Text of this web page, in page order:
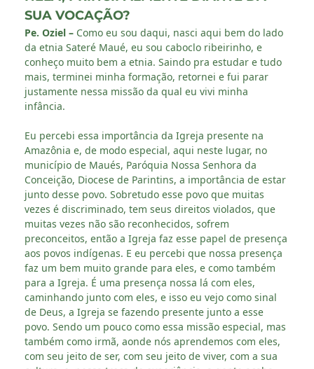
SUA VOCAÇÃO?
Pe. Oziel – Como eu sou daqui, nasci aqui bem do lado
da etnia Sateré Maué, eu sou caboclo ribeirinho, e
conheço muito bem a etnia. Saindo pra estudar e tudo
mais, terminei minha formação, retornei e fui parar
justamente nessa missão da qual eu vivi minha
infância.
Eu percebi essa importância da Igreja presente na
Amazônia e, de modo especial, aqui neste lugar, no
município de Maués, Paróquia Nossa Senhora da
Conceição, Diocese de Parintins, a importância de estar
junto desse povo. Sobretudo esse povo que muitas
vezes é discriminado, tem seus direitos violados, que
muitas vezes não são reconhecidos, sofrem
preconceitos, então a Igreja faz esse papel de presença
aos povos indígenas. E eu percebi que nossa presença
faz um bem muito grande para eles, e como também
para a Igreja. É uma presença nossa lá com eles,
caminhando junto com eles, e isso eu vejo como sinal
de Deus, a Igreja se fazendo presente junto a esse
povo. Sendo um pouco como essa missão especial, mas
também como irmã, aonde nós aprendemos com eles,
com seu jeito de ser, com seu jeito de viver, com a sua